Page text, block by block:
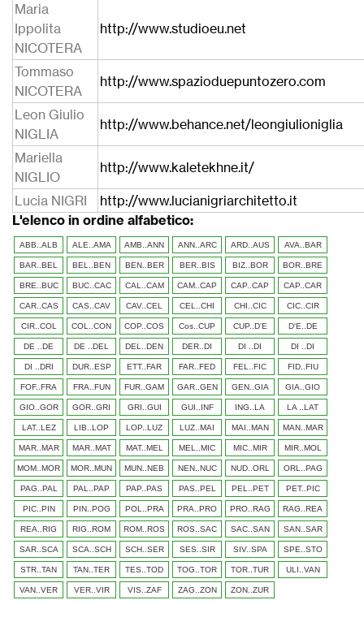
Maria
Ippolita
NICOTERA
http://www.studioeu.net
Tommaso
NICOTERA
http://www.spazioduepuntozero.com
Leon Giulio
NIGLIA
http://www.behance.net/leongiulioniglia
Mariella
NIGLIO
http://www.kaletekhne.it/
Lucia NIGRI
http://www.lucianigriarchitetto.it
L'elenco in ordine alfabetico:
ABB..ALB ALE..AMA AMB..ANN ANN..ARC ARD..AUS AVA..BAR
BAR..BEL BEL..BEN BEN..BER BER..BIS BIZ..BOR BOR..BRE
BRE..BUC BUC..CAC CAL..CAM CAM..CAP CAP..CAP CAP..CAR
CAR..CAS CAS..CAV CAV..CEL CEL..CHI CHI..CIC CIC..CIR
CIR..COL COL..CON COP..COS Cos..CUP CUP..D'E D'E..DE
DE ..DE DE ..DEL DEL..DEN DER..DI DI ..DI DI ..DI
DI ..DRI DUR..ESP ETT..FAR FAR..FED FEL..FIC FID..FIU
FOF..FRA FRA..FUN FUR..GAM GAR..GEN GEN..GIA GIA..GIO
GIO..GOR GOR..GRI GRI..GUI GUI..INF ING..LA LA ..LAT
LAT..LEZ LIB..LOP LOP..LUZ LUZ..MAI MAI..MAN MAN..MAR
MAR..MAR MAR..MAT MAT..MEL MEL..MIC MIC..MIR MIR..MOL
MOM..MOR MOR..MUN MUN..NEB NEN..NUC NUD..ORL ORL..PAG
PAG..PAL PAL..PAP PAP..PAS PAS..PEL PEL..PET PET..PIC
PIC..PIN PIN..POG POL..PRA PRA..PRO PRO..RAG RAG..REA
REA..RIG RIG..ROM ROM..ROS ROS..SAC SAC..SAN SAN..SAR
SAR..SCA SCA..SCH SCH..SER SES..SIR SIV..SPA SPE..STO
STR..TAN TAN..TER TES..TOD TOG..TOR TOR..TUR ULI..VAN
VAN..VER VER..VIR VIS..ZAF ZAG..ZON ZON..ZUR